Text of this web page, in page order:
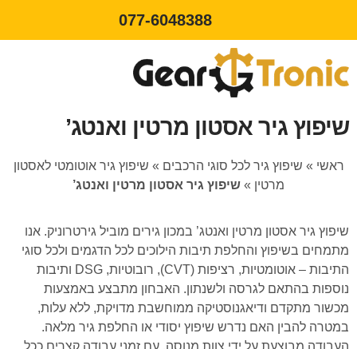
077-6048388
שיפוץ גיר אסטון מרטין ואנטג’
ראשי » שיפוץ גיר לכל סוגי הרכבים » שיפוץ גיר אוטומטי לאסטון
מרטין » שיפוץ גיר אסטון מרטין ואנטג’
שיפוץ גיר אסטון מרטין ואנטג’ במכון גירים מוביל גירטרוניק. אנו
מתמחים בשיפוץ והחלפת תיבות הילוכים לכל הדגמים ולכל סוגי
התיבות – אוטומטיות, רציפות (CVT), רובוטיות, DSG ותיבות
נוספות בהתאם לגרסה ולשנתון. האבחון מתבצע באמצעות
מכשור מתקדם ודיאגנוסטיקה ממוחשבת מדויקת, ללא עלות,
במטרה להבין האם נדרש שיפוץ יסודי או החלפת גיר מלאה.